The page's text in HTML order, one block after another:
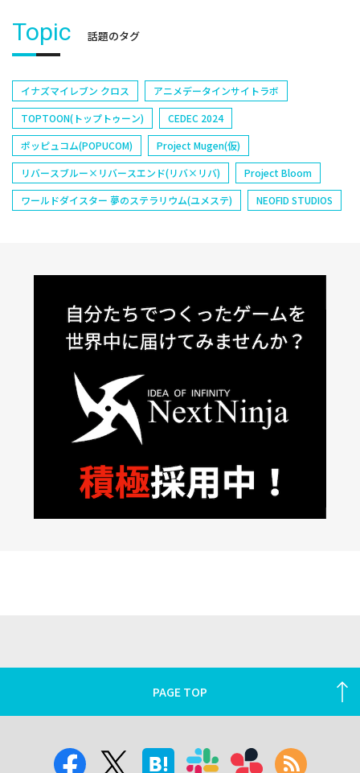
Topic 話題のタグ
イナズマイレブン クロス
アニメデータインサイトラボ
TOPTOON(トップトゥーン)
CEDEC 2024
ポッピュコム(POPUCOM)
Project Mugen(仮)
リバースブルー×リバースエンド(リバ×リバ)
Project Bloom
ワールドダイスター 夢のステラリウム(ユメステ)
NEOFID STUDIOS
PAGE TOP